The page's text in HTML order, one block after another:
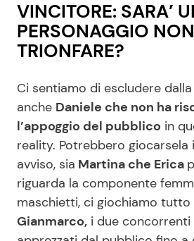
VINCITORE: SARA’
PERSONAGGIO
TRIONFARE?
Ci sentiamo di escludere
anche Daniele che non ha
l’appoggio del pubblico in
reality. Potrebbero giocarsela
avviso, sia Martina che Erica
riguarda la componente
maschietti, ci giochiamo tutto
Gianmarco, i due